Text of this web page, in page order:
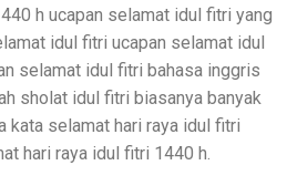
h ucapan selamat idul fitri yang
idul fitri ucapan selamat idul
selamat idul fitri bahasa inggris
sholat idul fitri biasanya banyak
kata selamat hari raya idul fitri
hari raya idul fitri 1440 h.